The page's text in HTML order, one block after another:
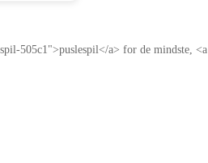
505c1">puslespil</a> for de mindste, <a